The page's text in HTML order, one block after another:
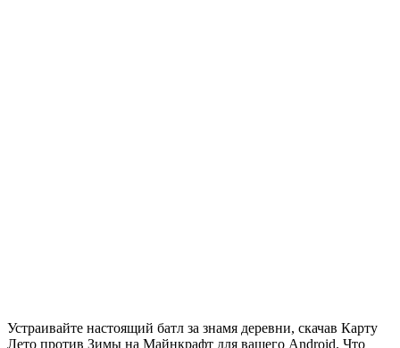
Устраивайте настоящий батл за знамя деревни, скачав Карту
Лето против Зимы на Майнкрафт для вашего Android. Что